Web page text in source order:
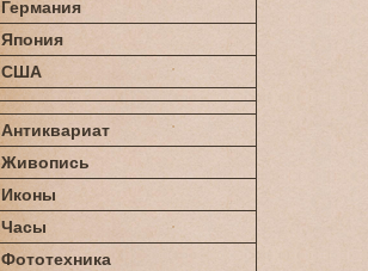
Германия
Япония
США
Антиквариат
Живопись
Иконы
Часы
Фототехника